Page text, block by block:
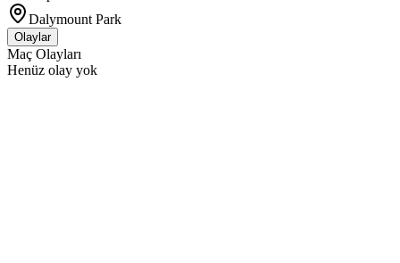
Dalymount Park
Olaylar
Maç Olayları
Henüz olay yok